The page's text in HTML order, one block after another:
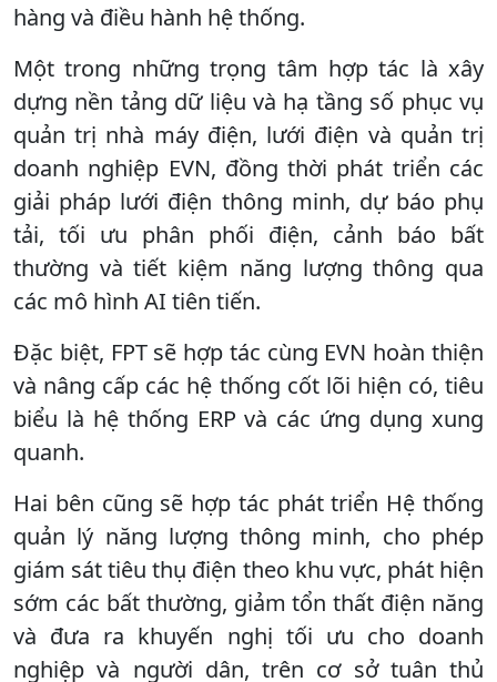
hàng và điều hành hệ thống.
Một trong những trọng tâm hợp tác là xây
dựng nền tảng dữ liệu và hạ tầng số phục vụ
quản trị nhà máy điện, lưới điện và quản trị
doanh nghiệp EVN, đồng thời phát triển các
giải pháp lưới điện thông minh, dự báo phụ
tải, tối ưu phân phối điện, cảnh báo bất
thường và tiết kiệm năng lượng thông qua
các mô hình AI tiên tiến.
Đặc biệt, FPT sẽ hợp tác cùng EVN hoàn thiện
và nâng cấp các hệ thống cốt lõi hiện có, tiêu
biểu là hệ thống ERP và các ứng dụng xung
quanh.
Hai bên cũng sẽ hợp tác phát triển Hệ thống
quản lý năng lượng thông minh, cho phép
giám sát tiêu thụ điện theo khu vực, phát hiện
sớm các bất thường, giảm tổn thất điện năng
và đưa ra khuyến nghị tối ưu cho doanh
nghiệp và người dân, trên cơ sở tuân thủ